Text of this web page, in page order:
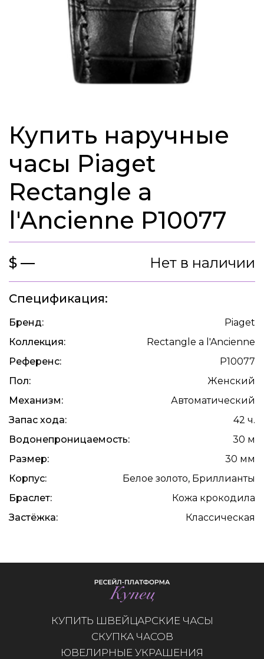
Купить наручные
часы Piaget
Rectangle a
l'Ancienne P10077
$ — Нет в наличии
Спецификация:
Бренд:
Piaget
Коллекция:
Rectangle a l'Ancienne
Референс:
P10077
Пол:
Женский
Механизм:
Автоматический
Запас хода:
42 ч.
Водонепроницаемость:
30 м
Размер:
30 мм
Корпус:
Белое золото, Бриллианты
Браслет:
Кожа крокодила
Застёжка:
Классическая
КУПИТЬ ШВЕЙЦАРСКИЕ ЧАСЫ
СКУПКА ЧАСОВ
ЮВЕЛИРНЫЕ УКРАШЕНИЯ